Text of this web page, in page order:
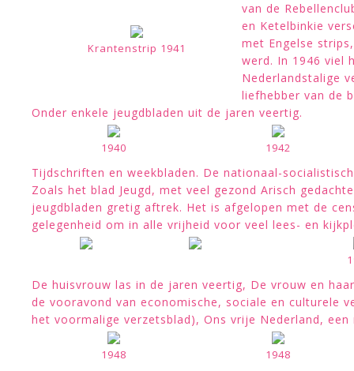
Krantenstrip 1941
van de
en Ketelbinkie
met Engelse
werd. In 1946 viel
Nederlandstalige
liefhebber van de
Onder enkele jeugdbladen uit de jaren veertig.
1940 1942
Tijdschriften en weekbladen. De nationaal-
Zoals het blad Jeugd, met veel gezond Arisch
jeugdbladen gretig aftrek. Het is afgelopen met de
gelegenheid om in alle vrijheid voor veel lees- en
De huisvrouw las in de jaren veertig, De vrouw en
de vooravond van economische, sociale en culturele
het voormalige verzetsblad), Ons vrije Nederland,
1948 1948